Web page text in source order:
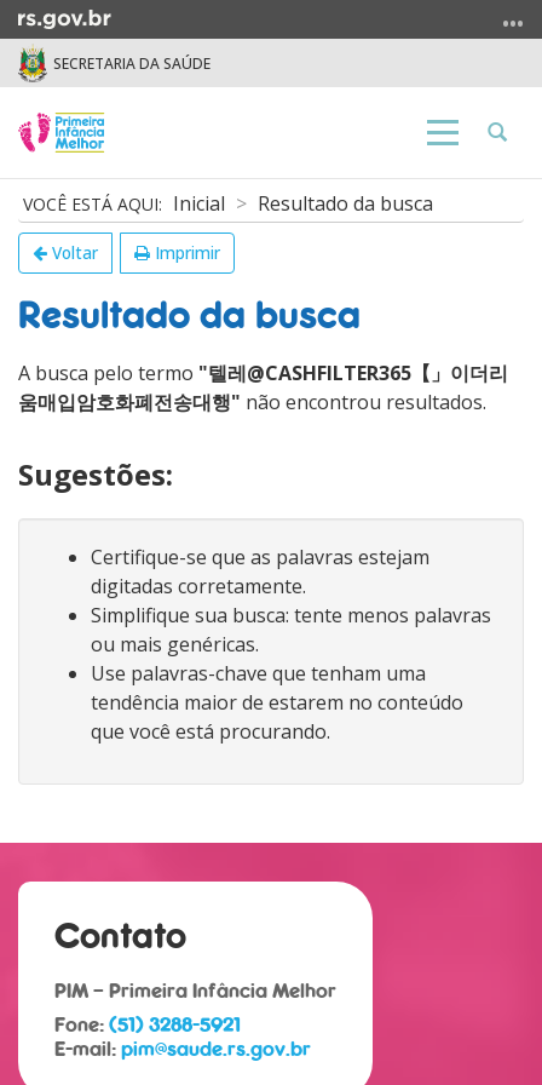
para
para
o
menu
para
busca
SECRETARIA DA SAÚDE
Alterna
Abrir
Início
do
conteúdo
Inicial Resultado da busca
Voltar Imprimir
Resultado da busca
A busca pelo termo "텔레@CASHFILTER365【」이더리
움매입암호화폐전송대행" não encontrou resultados.
Sugestões:
Certifique-se que as palavras estejam
digitadas corretamente.
Simplifique sua busca: tente menos palavras
ou mais genéricas.
Use palavras-chave que tenham uma
tendência maior de estarem no conteúdo
que você está procurando.
Contato
PIM – Primeira Infância Melhor
Fone: (51) 3288-5921
E-mail: pim@saude.rs.gov.br